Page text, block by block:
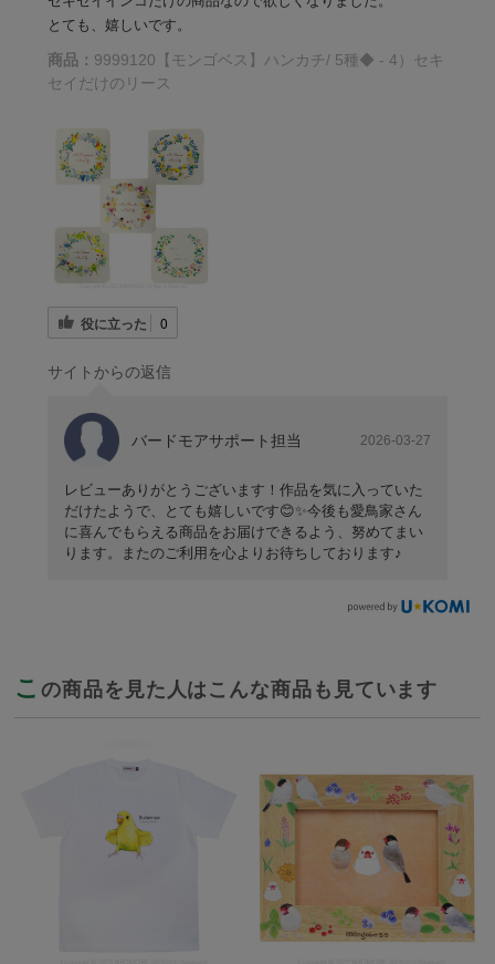
とても、嬉しいです。
商品： 9999120【モンゴベス】ハンカチ/ 5種◆ - 4）セキ
セイだけのリース
役に立った 0
サイトからの返信
バードモアサポート担当 2026-03-27
レビューありがとうございます！作品を気に入っていた
だけたようで、とても嬉しいです😊✨今後も愛鳥家さん
に喜んでもらえる商品をお届けできるよう、努めてまい
ります。またのご利用を心よりお待ちしております♪
こ の商品を見た人はこんな商品も見ています